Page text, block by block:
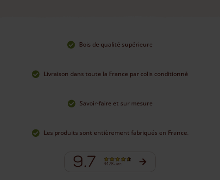
Bois de qualité supérieure
Livraison dans toute la France par colis conditionné
Savoir-faire et sur mesure
Les produits sont entièrement fabriqués en France.
9.7 4428 avis